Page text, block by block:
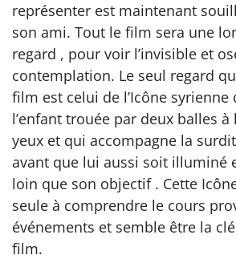
représenter est maintenant
son ami. Tout le film sera une
regard , pour voir l’invisible et
contemplation. Le seul regard
film est celui de l’Icône syrienne
l’enfant trouée par deux balles à
yeux et qui accompagne la
avant que lui aussi soit illuminé
loin que son objectif . Cette
seule à comprendre le cours
événements et semble être la
film.